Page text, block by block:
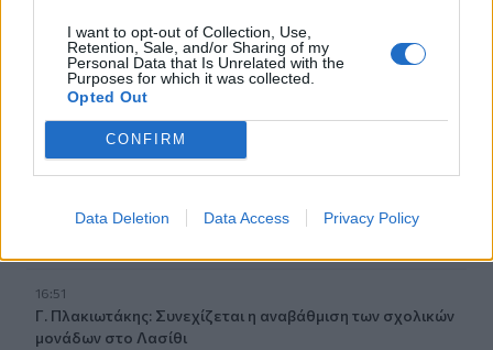
I want to opt-out of Collection, Use,
Retention, Sale, and/or Sharing of my
Personal Data that Is Unrelated with the
Purposes for which it was collected.
Opted Out
CONFIRM
Data Deletion Data Access Privacy Policy
Δήμος Ανωγείων: Ένταξη έργου αγροτικής οδοποιίας στο
Στρατηγικό Σχέδιο ΚΑΠ 2023–2027
Σε κατάσταση κινητοποίησης αύριο Σάββατο η Κρήτη
λόγω πολύ υψηλού κινδύνου πυρκαγιάς
Οι τουαλέτες στην Κνωσό και η μπάρα στο φαράγγι της
16:51
Γ. Πλακιωτάκης: Συνεχίζεται η αναβάθμιση των σχολικών
μονάδων στο Λασίθι